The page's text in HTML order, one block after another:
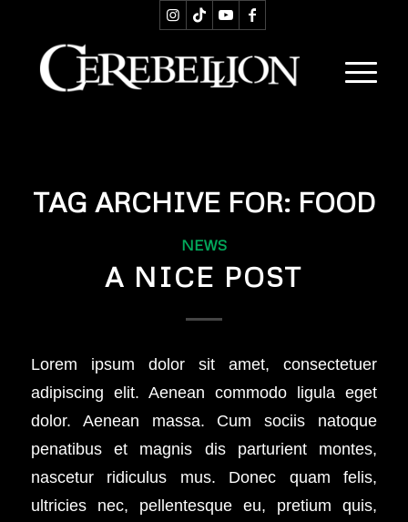
TAG ARCHIVE FOR: FOOD
NEWS
A NICE POST
Lorem ipsum dolor sit amet, consectetuer
adipiscing elit. Aenean commodo ligula eget
dolor. Aenean massa. Cum sociis natoque
penatibus et magnis dis parturient montes,
nascetur ridiculus mus. Donec quam felis,
ultricies nec, pellentesque eu, pretium quis,